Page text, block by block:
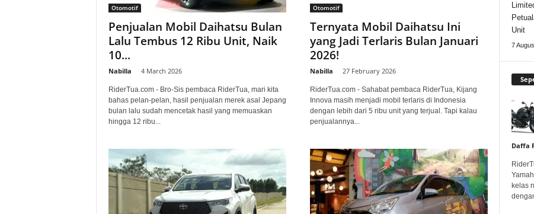
Otomotif
Penjualan Mobil Daihatsu Bulan
Lalu Tembus 12 Ribu Unit, Naik
10...
Nabilla 4 March 2026
RiderTua.com - Bro-Sis pembaca RiderTua, mari kita
bahas pelan-pelan, hasil penjualan merek asal Jepang
bulan lalu sudah mencetak hasil yang memuaskan
hingga 12 ribu...
Otomotif
Ternyata Mobil Daihatsu Ini
yang Jadi Terlaris Bulan Januari
2026!
Nabilla 27 February 2026
RiderTua.com - Sahabat pembaca RiderTua, Kijang
Innova masih menjadi mobil terlaris di Indonesia
dengan lebih dari 5 ribu unit yang terjual. Tapi kalau
penjualannya...
Unit
7
Daffa
kelas